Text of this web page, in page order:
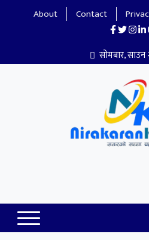
About Contact
सोमबार,